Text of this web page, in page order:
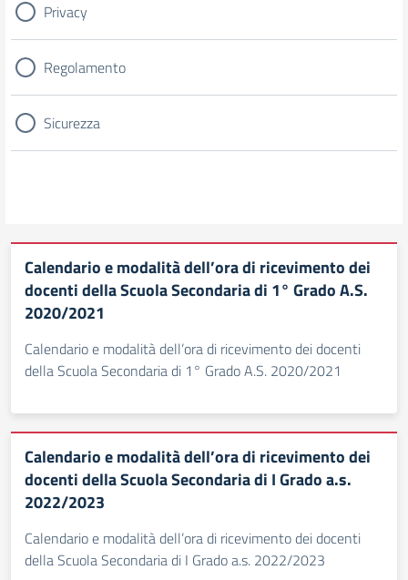
Privacy
Regolamento
Sicurezza
Calendario e modalità dell’ora di ricevimento dei
docenti della Scuola Secondaria di 1° Grado A.S.
2020/2021
Calendario e modalità dell’ora di ricevimento dei docenti
della Scuola Secondaria di 1° Grado A.S. 2020/2021
Calendario e modalità dell’ora di ricevimento dei
docenti della Scuola Secondaria di I Grado a.s.
2022/2023
Calendario e modalità dell’ora di ricevimento dei docenti
della Scuola Secondaria di I Grado a.s. 2022/2023